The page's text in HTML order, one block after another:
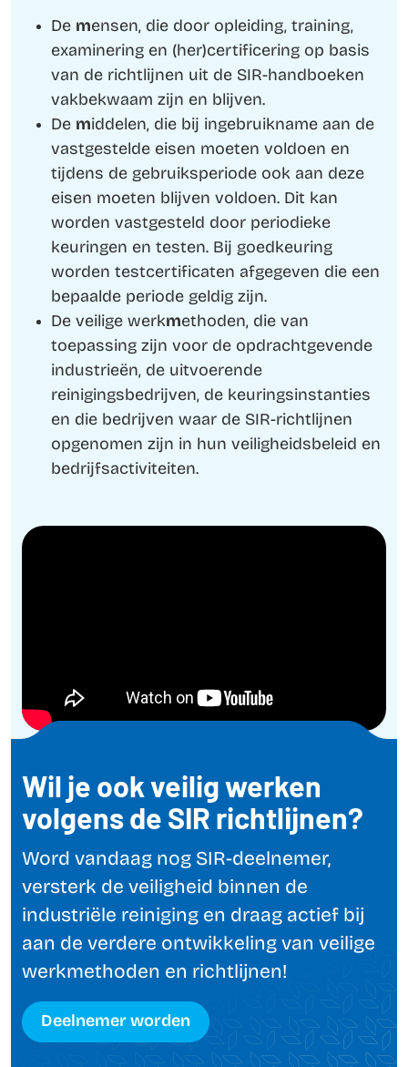
De mensen, die door opleiding, training,
examinering en (her)certificering op basis
van de richtlijnen uit de SIR-handboeken
vakbekwaam zijn en blijven.
De middelen, die bij ingebruikname aan de
vastgestelde eisen moeten voldoen en
tijdens de gebruiksperiode ook aan deze
eisen moeten blijven voldoen. Dit kan
worden vastgesteld door periodieke
keuringen en testen. Bij goedkeuring
worden testcertificaten afgegeven die een
bepaalde periode geldig zijn.
De veilige werkmethoden, die van
toepassing zijn voor de opdrachtgevende
industrieën, de uitvoerende
reinigingsbedrijven, de keuringsinstanties
en die bedrijven waar de SIR-richtlijnen
opgenomen zijn in hun veiligheidsbeleid en
bedrijfsactiviteiten.
Wil je ook veilig werken
volgens de SIR richtlijnen?
Word vandaag nog SIR-deelnemer,
versterk de veiligheid binnen de
industriële reiniging en draag actief bij
aan de verdere ontwikkeling van veilige
werkmethoden en richtlijnen!
Deelnemer worden